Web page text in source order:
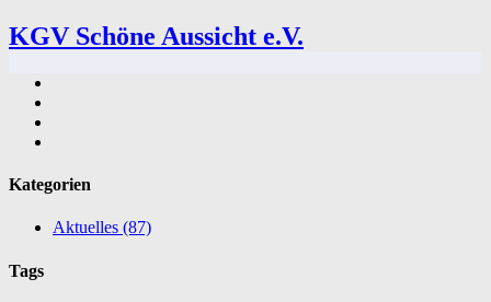
KGV Schöne Aussicht e.V.
Kategorien
Aktuelles (87)
Tags